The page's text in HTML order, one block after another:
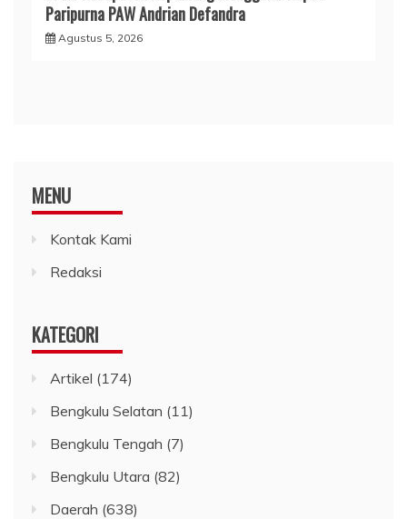
Paripurna PAW Andrian Defandra
Agustus 5, 2026
MENU
Kontak Kami
Redaksi
KATEGORI
Artikel (174)
Bengkulu Selatan (11)
Bengkulu Tengah (7)
Bengkulu Utara (82)
Daerah (638)